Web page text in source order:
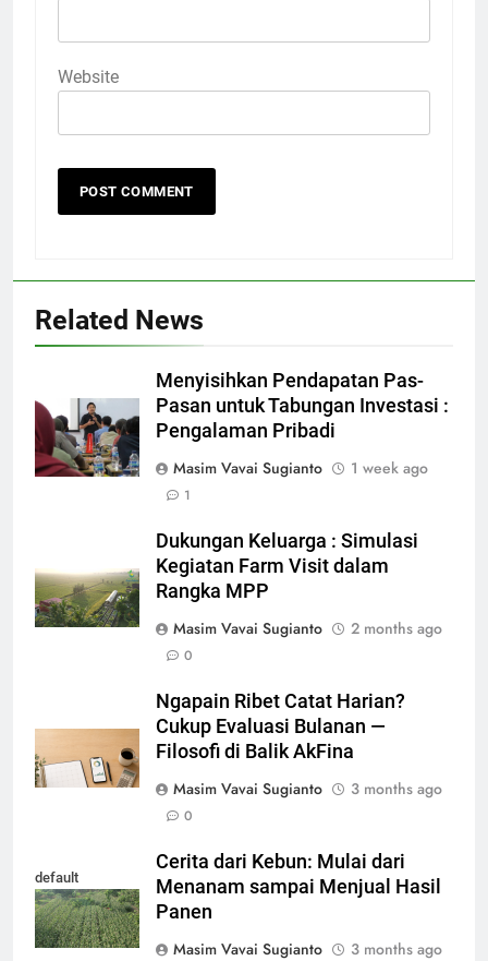
Website
Related News
Menyisihkan Pendapatan Pas-
Pasan untuk Tabungan Investasi :
Pengalaman Pribadi
Masim Vavai Sugianto
1 week ago
1
Dukungan Keluarga : Simulasi
Kegiatan Farm Visit dalam
Rangka MPP
Masim Vavai Sugianto
2 months ago
0
Ngapain Ribet Catat Harian?
Cukup Evaluasi Bulanan —
Filosofi di Balik AkFina
Masim Vavai Sugianto
3 months ago
0
default
Cerita dari Kebun: Mulai dari
Menanam sampai Menjual Hasil
Panen
Masim Vavai Sugianto
3 months ago